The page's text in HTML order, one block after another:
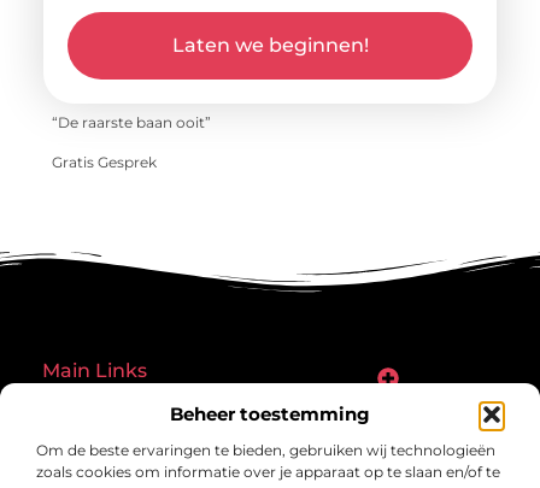
Beheer toestemming
Om de beste ervaringen te bieden, gebruiken wij technologieën
zoals cookies om informatie over je apparaat op te slaan en/of te
Laten we beginnen!
“De raarste baan ooit”
Gratis Gesprek
Main Links